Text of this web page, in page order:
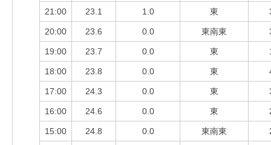
21:00 23.1 1.0 東
20:00 23.6 0.0 東南東
19:00 23.7 0.0 東
18:00 23.8 0.0 東
17:00 24.3 0.0 東
16:00 24.6 0.0 東
15:00 24.8 0.0 東南東